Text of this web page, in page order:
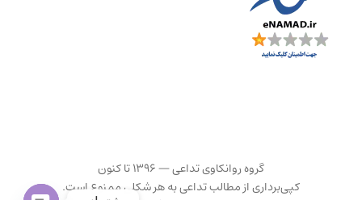
گروه روانکاوی تداعی — ۱۳۹۶ تا کنون
کپی‌برداری از مطالب تداعی به هر شکلی ممنوع است.